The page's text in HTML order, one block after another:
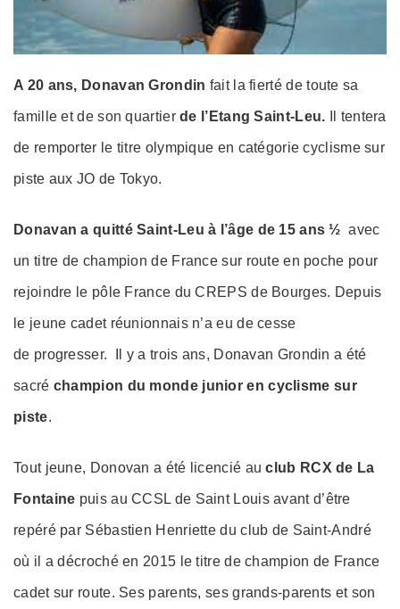
A 20 ans, Donavan Grondin fait la fierté de toute sa
famille et de son quartierde l’Etang Saint-Leu. Il tentera
de remporter le titre olympique en catégorie cyclisme sur
piste aux JO de Tokyo.
Donavan a quitté Saint-Leu à l’âge de 15 ans ½ avec
un titre de champion de France sur route en poche pour
rejoindre le pôle France du CREPS de Bourges. Depuis
le jeune cadet réunionnais n’a eu de cesse
de progresser. Il y a trois ans, Donavan Grondin a été
sacré champion du monde junior en cyclisme sur
piste.
Tout jeune, Donovan a été licencié auclub RCX de La
Fontaine puis au CCSL de Saint Louis avant d’être
repéré par Sébastien Henriette du club de Saint-André
où il a décroché en 2015 le titre de champion de France
cadet sur route. Ses parents, ses grands-parents et son